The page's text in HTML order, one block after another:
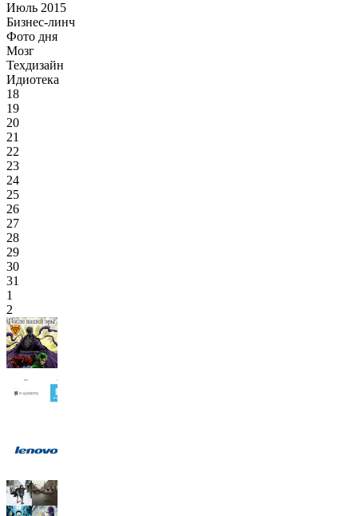
Июль 2015
Бизнес-линч
Фото дня
Мозг
Техдизайн
Идиотека
18
19
20
21
22
23
24
25
26
27
28
29
30
31
1
2